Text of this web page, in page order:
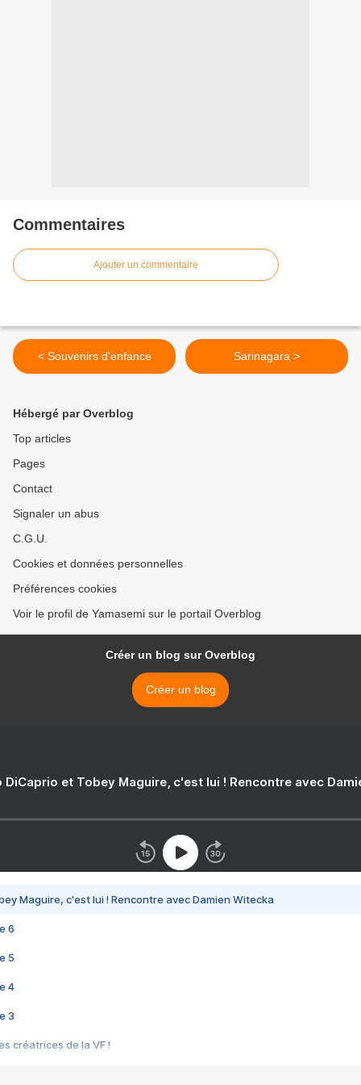
Commentaires
Ajouter un commentaire
< Souvenirs d'enfance Sarinagara >
Hébergé par Overblog
Top articles
Pages
Contact
Signaler un abus
C.G.U.
Cookies et données personnelles
Préférences cookies
Voir le profil de Yamasemi sur le portail Overblog
Créer un blog sur Overblog
Créer un blog
DiCaprio et Tobey Maguire, c'est lui ! Rencontre avec
Maguire, c'est lui ! Rencontre avec Damien Witecka
6
5
4
3
créatrices de la VF !